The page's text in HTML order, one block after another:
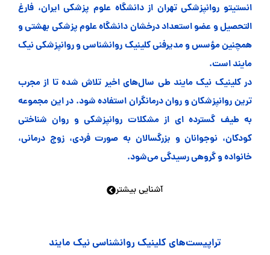
انستیتو روانپزشکی تهران از دانشگاه علوم پزشکی ایران، فارغ
التحصیل و عضو استعداد درخشان دانشگاه علوم پزشکی بهشتی و
همچنین مؤسس و مدیرفنی کلینیک روانشناسی و روانپزشکی نیک
مایند است.
در کلینیک نیک مایند طی سال‌های اخیر تلاش شده تا از مجرب
ترین روانپزشکان و روان‌ درمانگران استفاده شود. در این مجموعه
به طیف گسترده ای از مشکلات روانپزشکی و روان شناختی
کودکان، نوجوانان و بزرگسالان به صورت فردی، زوج درمانی،
خانواده و گروهی رسیدگی می‌شود.
آشنایی بیشتر
تراپیست‌های کلینیک روانشناسی نیک مایند